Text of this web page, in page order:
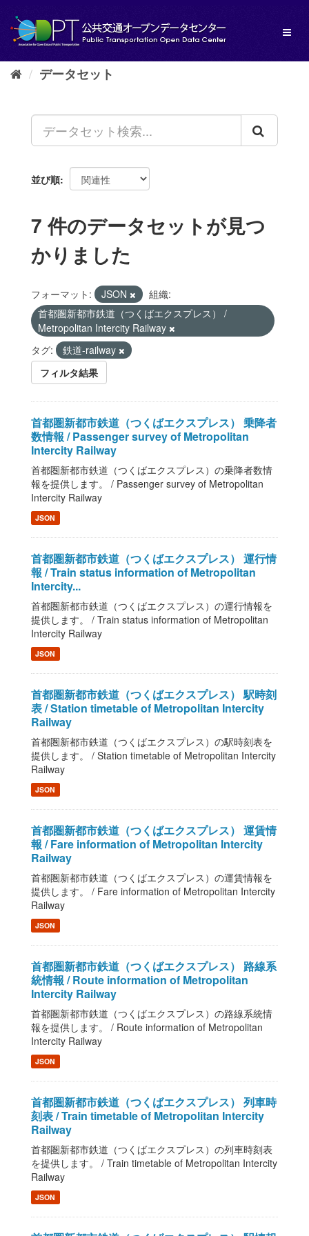
し
データセット
並び順
7 件のデータセットが見つ
かりました
フォーマット: JSON
組織:
首都圏新都市鉄道（つくばエクスプレス） /
Metropolitan Intercity Railway
タグ:
鉄道-railway
フィルタ結果
首都圏新都市鉄道（つくばエクスプレス） 乗降者
数情報 / Passenger survey of Metropolitan
Intercity Railway
首都圏新都市鉄道（つくばエクスプレス）の乗降者数情
報を提供します。 / Passenger survey of Metropolitan
Intercity Railway
JSON
首都圏新都市鉄道（つくばエクスプレス） 運行情
報 / Train status information of Metropolitan
Intercity...
首都圏新都市鉄道（つくばエクスプレス）の運行情報を
提供します。 / Train status information of Metropolitan
Intercity Railway
JSON
首都圏新都市鉄道（つくばエクスプレス） 駅時刻
表 / Station timetable of Metropolitan Intercity
Railway
首都圏新都市鉄道（つくばエクスプレス）の駅時刻表を
提供します。 / Station timetable of Metropolitan Intercity
Railway
JSON
首都圏新都市鉄道（つくばエクスプレス） 運賃情
報 / Fare information of Metropolitan Intercity
Railway
首都圏新都市鉄道（つくばエクスプレス）の運賃情報を
提供します。 / Fare information of Metropolitan Intercity
Railway
JSON
首都圏新都市鉄道（つくばエクスプレス） 路線系
統情報 / Route information of Metropolitan
Intercity Railway
首都圏新都市鉄道（つくばエクスプレス）の路線系統情
報を提供します。 / Route information of Metropolitan
Intercity Railway
JSON
首都圏新都市鉄道（つくばエクスプレス） 列車時
刻表 / Train timetable of Metropolitan Intercity
Railway
首都圏新都市鉄道（つくばエクスプレス）の列車時刻表
を提供します。 / Train timetable of Metropolitan Intercity
Railway
JSON